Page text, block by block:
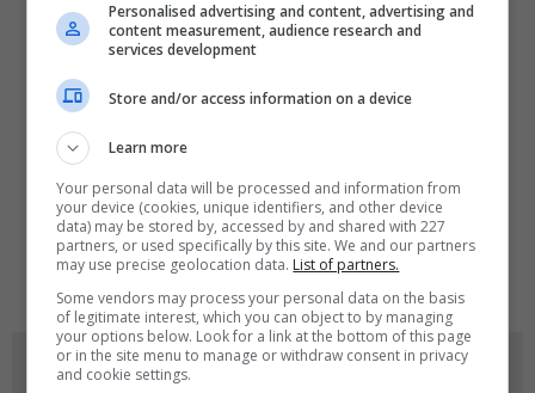
KATEGORIEN
Arcade
SPRACHEN
de tr en
SPIEL-ICONS
Personalised advertising and content, advertising and
content measurement, audience research and
services development
Store and/or access information on a device
Learn more
Your personal data will be processed and information from
your device (cookies, unique identifiers, and other device
data) may be stored by, accessed by and shared with 227
partners, or used specifically by this site. We and our partners
may use precise geolocation data. List of partners.
Some vendors may process your personal data on the basis
of legitimate interest, which you can object to by managing
your options below. Look for a link at the bottom of this page
or in the site menu to manage or withdraw consent in privacy
and cookie settings.